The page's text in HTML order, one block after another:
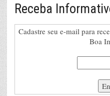
Receba
Cadastre seu e-mail para
Boa